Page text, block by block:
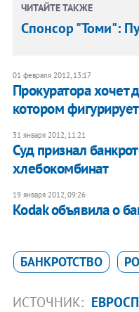
ЧИТАЙТЕ ТАКЖЕ
Спонсор "Томи":
01 февраля 2012, 13:17
​Прокуратора хочет
котором
31 января 2012, 11:21
​Суд признал
хлебокомбинат
19 января 2012, 09:26
Kodak объявила о
БАНКРОТСТВО
ИСТОЧНИК: